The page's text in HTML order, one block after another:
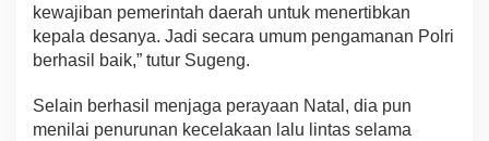
kewajiban pemerintah daerah untuk menertibkan
kepala desanya. Jadi secara umum pengamanan Polri
berhasil baik,” tutur Sugeng.
Selain berhasil menjaga perayaan Natal, dia pun
menilai penurunan kecelakaan lalu lintas selama